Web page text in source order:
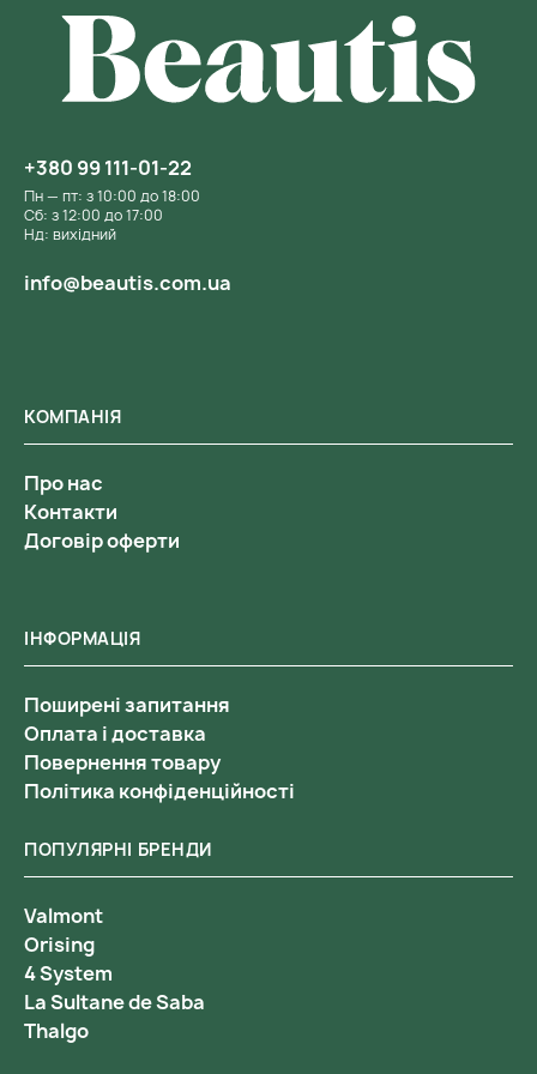
ІНФОРМАЦІЯ
Поширені запитання
Оплата і доставка
Повернення товару
Політика конфіденційності
КОМПАНІЯ
Про нас
Контакти
Договір оферти
ПОПУЛЯРНІ БРЕНДИ
Valmont
Orising
4 System
La Sultane de Saba
Thalgo
+380 99 111-01-22
Пн — пт: з 10:00 до 18:00
Сб: з 12:00 до 17:00
Нд: вихідний
info@beautis.com.ua